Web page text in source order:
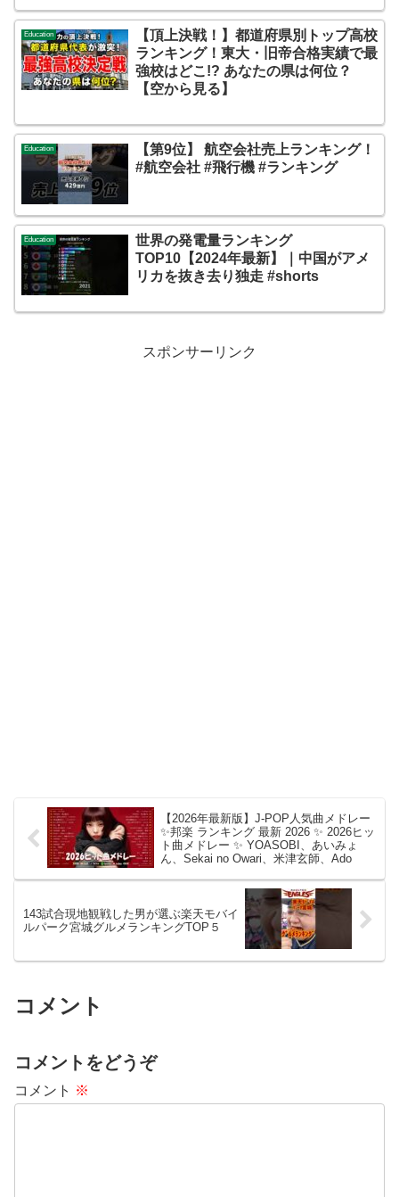
Education
【頂上決戦！】都道府県別トップ高校
ランキング！東大・旧帝合格実績で最
強校はどこ!? あなたの県は何位？
【空から見る】
Education
【第9位】 航空会社売上ランキング！
#航空会社 #飛行機 #ランキング
Education
世界の発電量ランキング
TOP10【2024年最新】｜中国がアメ
リカを抜き去り独走 #shorts
スポンサーリンク
【2026年最新版】J-POP人気曲メドレー
✨邦楽 ランキング 最新 2026 ✨ 2026ヒッ
ト曲メドレー ✨ YOASOBI、あいみょ
ん、Sekai no Owari、米津玄師、Ado
143試合現地観戦した男が選ぶ楽天モバイ
ルパーク宮城グルメランキングTOP５
コメント
コメントをどうぞ
コメント ※